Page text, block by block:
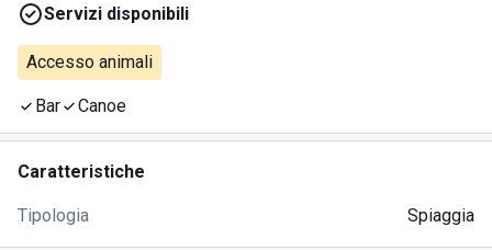
Servizi disponibili
Accesso animali
Bar Canoe
Caratteristiche
Tipologia Spiaggia